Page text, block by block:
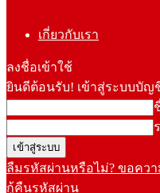
เกี่ยวกับเรา
ลงชื่อเข้าใช้
ยินดีต้อนรับ! เข้าสู่ระบบบั
ลืมรหัสผ่านหรือไม่? ขอควา
กู้คืนรหัสผ่าน